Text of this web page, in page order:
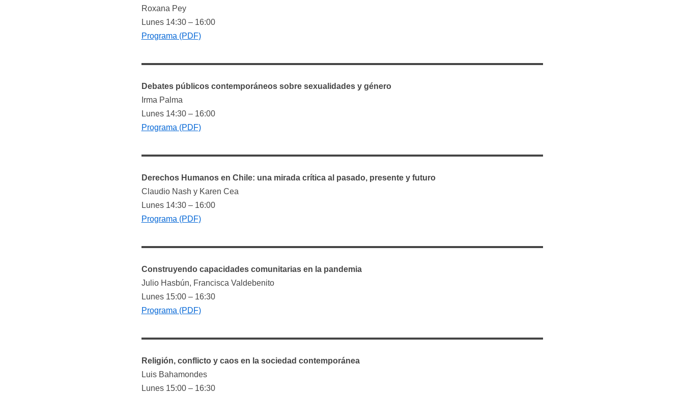
Roxana Pey
Lunes 14:30 – 16:00
Programa (PDF)
Debates públicos contemporáneos sobre sexualidades y género
Irma Palma
Lunes 14:30 – 16:00
Programa (PDF)
Derechos Humanos en Chile: una mirada crítica al pasado, presente y futuro
Claudio Nash y Karen Cea
Lunes 14:30 – 16:00
Programa (PDF)
Construyendo capacidades comunitarias en la pandemia
Julio Hasbún, Francisca Valdebenito
Lunes 15:00 – 16:30
Programa (PDF)
Religión, conflicto y caos en la sociedad contemporánea
Luis Bahamondes
Lunes 15:00 – 16:30